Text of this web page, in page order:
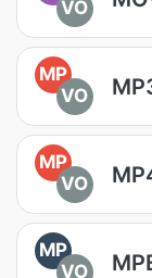
VO
MP
VO
MP
VO
MP
VO